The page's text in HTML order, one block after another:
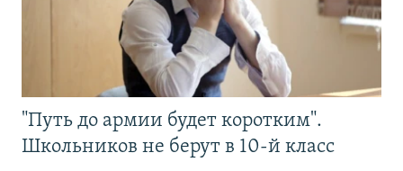
"Путь до армии будет коротким".
Школьников не берут в 10-й класс